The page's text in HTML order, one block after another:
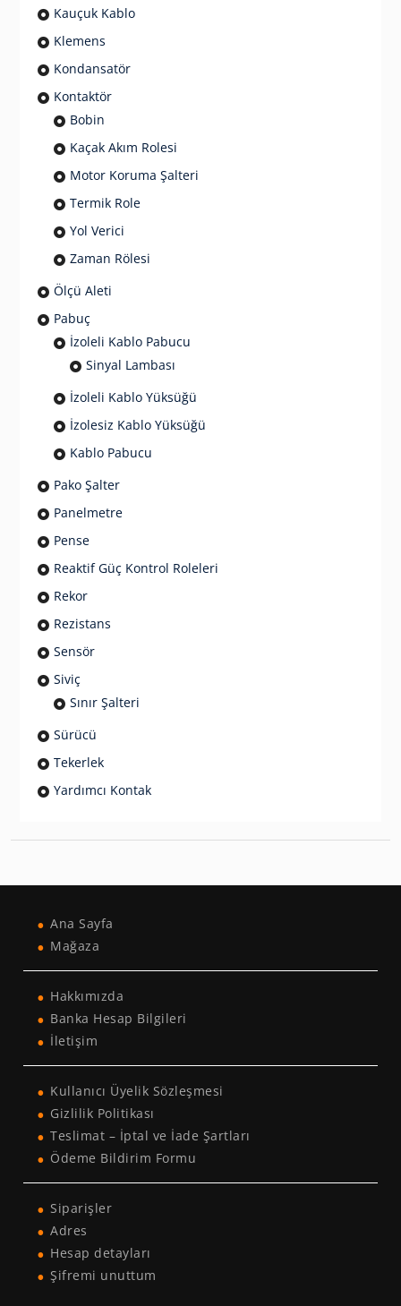
Kauçuk Kablo
Klemens
Kondansatör
Kontaktör
Bobin
Kaçak Akım Rolesi
Motor Koruma Şalteri
Termik Role
Yol Verici
Zaman Rölesi
Ölçü Aleti
Pabuç
İzoleli Kablo Pabucu
Sinyal Lambası
İzoleli Kablo Yüksüğü
İzolesiz Kablo Yüksüğü
Kablo Pabucu
Pako Şalter
Panelmetre
Pense
Reaktif Güç Kontrol Roleleri
Rekor
Rezistans
Sensör
Siviç
Sınır Şalteri
Sürücü
Tekerlek
Yardımcı Kontak
Ana Sayfa
Mağaza
Hakkımızda
Banka Hesap Bilgileri
İletişim
Kullanıcı Üyelik Sözleşmesi
Gizlilik Politikası
Teslimat – İptal ve İade Şartları
Ödeme Bildirim Formu
Siparişler
Adres
Hesap detayları
Şifremi unuttum